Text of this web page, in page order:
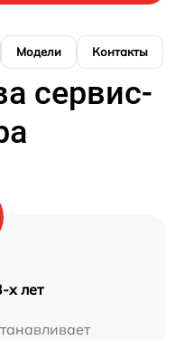
Модели Контакты
сервис-
х лет